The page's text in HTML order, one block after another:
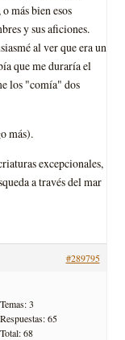
más bien esos
y sus aficiones.
al ver que era un
que me durarí­a el
los "comí­a" dos
más).
excepcionales,
a través del mar
#289795
Temas: 3
Respuestas: 65
Total: 68